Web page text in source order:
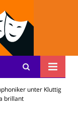
unter Kluttig
brillant